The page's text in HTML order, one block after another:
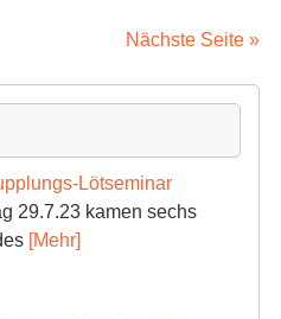
Nächste Seite »
Lötseminar
29.7.23 kamen sechs
[Mehr]